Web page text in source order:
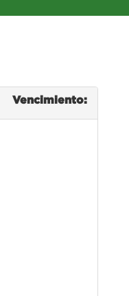
Vencimiento: